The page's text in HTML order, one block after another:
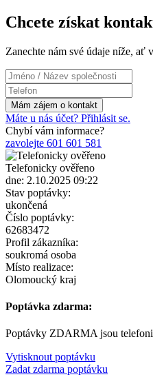
Chcete získat
Zanechte nám své údaje níže, ať
Máte u nás účet? Přihlásit se.
Chybí vám informace?
zavolejte 601 601 581
Telefonicky ověřeno
dne: 2.10.2025 09:22
Stav poptávky:
ukončená
Číslo poptávky:
62683472
Profil zákazníka:
soukromá osoba
Místo realizace:
Olomoucký kraj
Poptávka zdarma:
Poptávky ZDARMA jsou
Vytisknout poptávku
Zadat zdarma poptávku